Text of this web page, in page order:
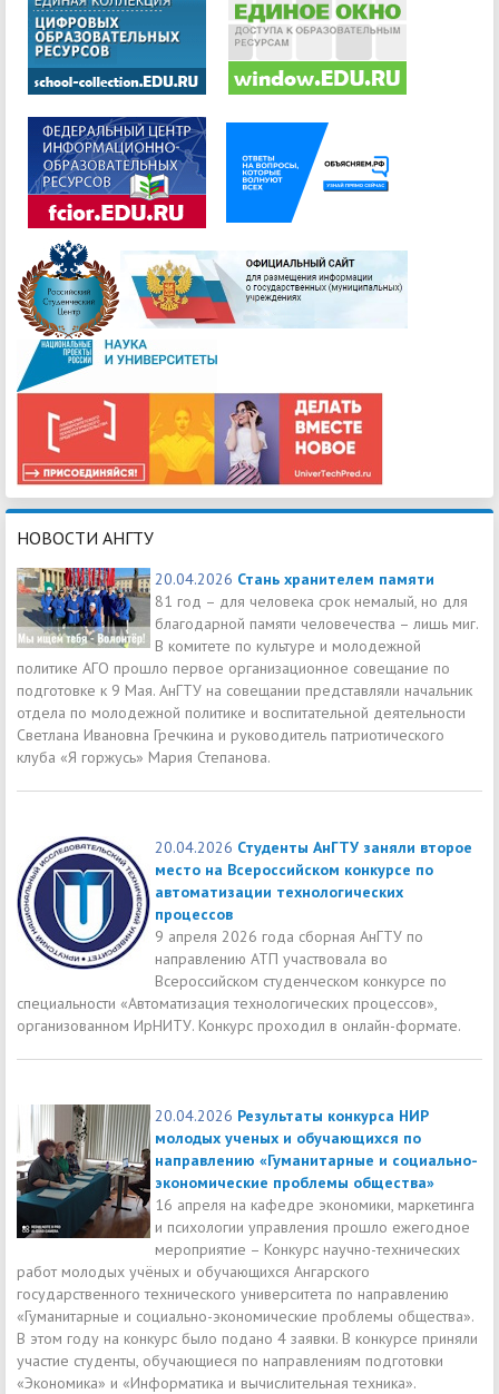
НОВОСТИ АНГТУ
20.04.2026 Стань хранителем памяти
81 год – для человека срок немалый, но для
благодарной памяти человечества – лишь миг.
В комитете по культуре и молодежной
политике АГО прошло первое организационное совещание по
подготовке к 9 Мая. АнГТУ на совещании представляли начальник
отдела по молодежной политике и воспитательной деятельности
Светлана Ивановна Гречкина и руководитель патриотического
клуба «Я горжусь» Мария Степанова.
20.04.2026 Студенты АнГТУ заняли второе
место на Всероссийском конкурсе по
автоматизации технологических
процессов
9 апреля 2026 года сборная АнГТУ по
направлению АТП участвовала во
Всероссийском студенческом конкурсе по
специальности «Автоматизация технологических процессов»,
организованном ИрНИТУ. Конкурс проходил в онлайн-формате.
20.04.2026 Результаты конкурса НИР
молодых ученых и обучающихся по
направлению «Гуманитарные и социально-
экономические проблемы общества»
16 апреля на кафедре экономики, маркетинга
и психологии управления прошло ежегодное
мероприятие – Конкурс научно-технических
работ молодых учёных и обучающихся Ангарского
государственного технического университета по направлению
«Гуманитарные и социально-экономические проблемы общества».
В этом году на конкурс было подано 4 заявки. В конкурсе приняли
участие студенты, обучающиеся по направлениям подготовки
«Экономика» и «Информатика и вычислительная техника».